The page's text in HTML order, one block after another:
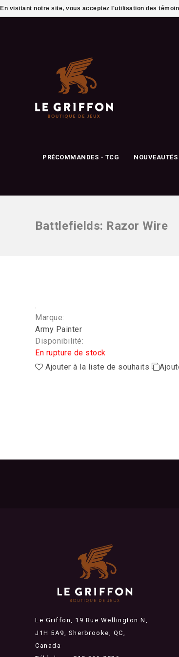
PRÉCOMMANDES - TCG NOUVEAUTÉS
Battlefields: Razor Wire
Marque:
Army Painter
Disponibilité:
En rupture de stock
Ajouter à la liste de souhaits
Le Griffon, 19 Rue Wellington N,
J1H 5A9, Sherbrooke, QC,
Canada
En visitant notre site, vous acceptez l'utilisation des